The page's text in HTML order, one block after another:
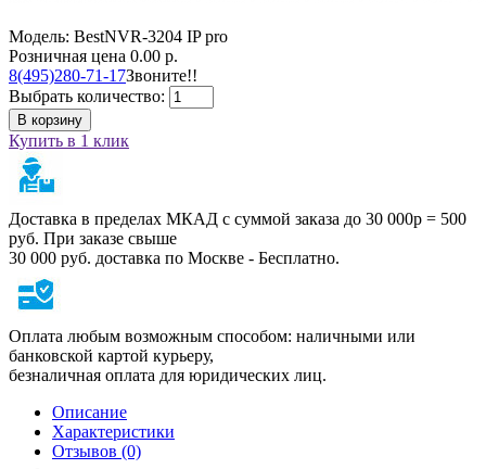
Модель: BestNVR-3204 IP pro
Розничная цена 0.00 р.
8(495)280-71-17Звоните!!
Выбрать количество:
В корзину
Купить в 1 клик
Доставка в пределах МКАД с суммой заказа до 30 000р = 500
руб. При заказе свыше
30 000 руб. доставка по Москве - Бесплатно.
Оплата любым возможным способом: наличными или
банковской картой курьеру,
безналичная оплата для юридических лиц.
Описание
Характеристики
Отзывов (0)